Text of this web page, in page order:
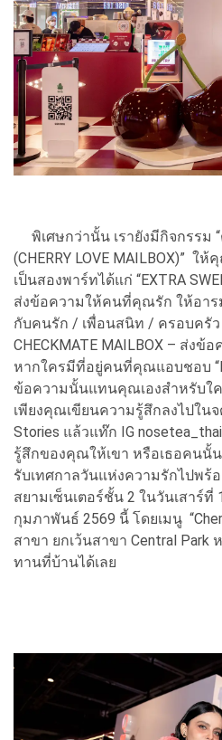
พิเศษกว่านั้น เรายังมีกิจกรรม
(CHERRY LOVE MAILBOX)”
เป็นสองพาร์ทได้แก่ “EXTRA
ส่งข้อความให้คนที่คุณรัก ให้อา
กับคนรัก / เพื่อนสนิท / ครอบครัว
CHECKMATE MAILBOX – ส่ง
หากใครมีที่อยู่คนที่คุณแอบชอบ
ข้อความนั้นแทนคุณเองสำหรับใ
เพียงคุณเขียนความรู้สึกลงไปใน
Stories แล้วแท๊ก IG
รู้สึกของคุณให้เขา หรือเธอคนนั้
รับเทศกาลวันแห่งความรักไปพร้
สยามเซ็นเตอร์ชั้น 2 ในวันเสาร์ที่
กุมภาพันธ์ 2569 นี้ โดยเมนู
สาขา ยกเว้นสาขา Central Park
ทานที่บ้านได้เลย